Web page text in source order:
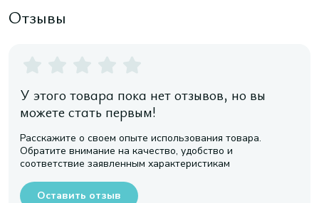
Отзывы
У этого товара пока нет отзывов, но вы
можете стать первым!
Расскажите о своем опыте использования товара.
Обратите внимание на качество, удобство и
соответствие заявленным характеристикам
Оставить отзыв